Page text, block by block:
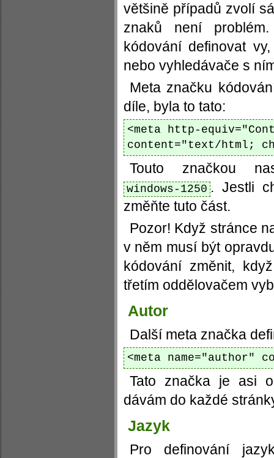
většině případů zvolí
znaků není
kódování definovat
nebo vyhledávače s
Meta značku
díle, byla to tato:
<meta http-
content="text/html;
Touto značkou
windows-1250 . Jestli
změňte tuto část.
Pozor! Když stránce
v něm musí být
kódování změnit,
třetím oddělovačem
Autor
Další meta značka
<meta name="author"
Tato značka je asi
dávám do každé
Jazyk
Pro definování